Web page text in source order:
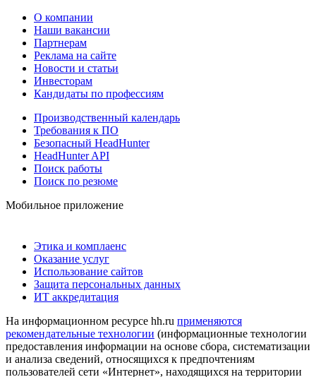
О компании
Наши вакансии
Партнерам
Реклама на сайте
Новости и статьи
Инвесторам
Кандидаты по профессиям
Производственный календарь
Требования к ПО
Безопасный HeadHunter
HeadHunter API
Поиск работы
Поиск по резюме
Мобильное приложение
Этика и комплаенс
Оказание услуг
Использование сайтов
Защита персональных данных
ИТ аккредитация
На информационном ресурсе hh.ru применяются
рекомендательные технологии (информационные технологии
предоставления информации на основе сбора, систематизации
и анализа сведений, относящихся к предпочтениям
пользователей сети «Интернет», находящихся на территории